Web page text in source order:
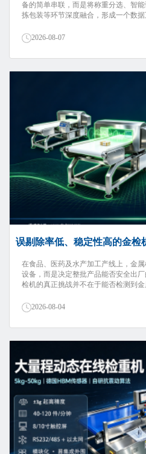
备的简单串联，而是将称重分选、智
拣包装等环节深度融合，形成一个数据
2026-08-07
误剔除率低、稳定性高的金检
在食品、医药及水产加工产线上，金
设备，而是决定整批产品能否安全出
检机的真正挑战并不在于能否检测到金
2026-08-04